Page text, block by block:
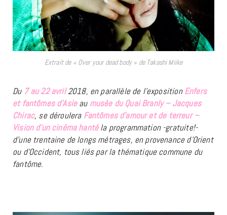
Extrait de « Over your dead body » de Takashi Miike
Du7 au 22 avril2018, en parallèle de l’expositionEnfers
et fantômes d’Asieau musée du Quai Branly – Jacques
Chirac, se déroulera Fantômes d’amour et de terreur –
Vision d’un cinéma hantéla programmation -gratuite!-
d’une trentaine de longs métrages, en provenance d’Orient
ou d’Occident, tous liés par la thématique commune du
fantôme.